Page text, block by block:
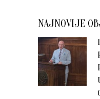
NAJNOVIJE